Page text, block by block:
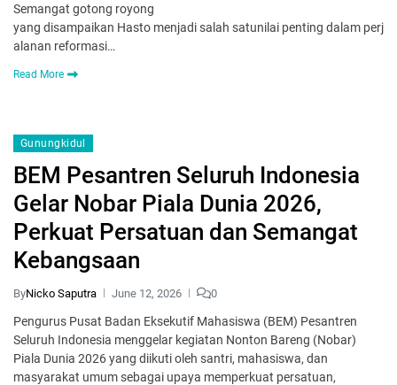
Semangat gotong royong
yang disampaikan Hasto menjadi salah satunilai penting dalam perj
alanan reformasi…
Read More
Gunungkidul
BEM Pesantren Seluruh Indonesia
Gelar Nobar Piala Dunia 2026,
Perkuat Persatuan dan Semangat
Kebangsaan
ByNicko Saputra June 12, 2026 0
Pengurus Pusat Badan Eksekutif Mahasiswa (BEM) Pesantren
Seluruh Indonesia menggelar kegiatan Nonton Bareng (Nobar)
Piala Dunia 2026 yang diikuti oleh santri, mahasiswa, dan
masyarakat umum sebagai upaya memperkuat persatuan,